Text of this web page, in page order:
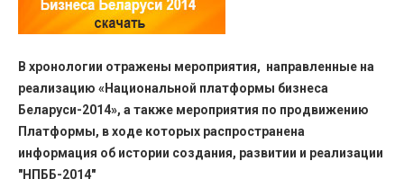
В хронологии отражены мероприятия, направленные на
реализацию «Национальной платформы бизнеса
Беларуси-2014», а также мероприятия по продвижению
Платформы, в ходе которых распространена
информация об истории создания, развитии и реализации
"НПББ-2014"